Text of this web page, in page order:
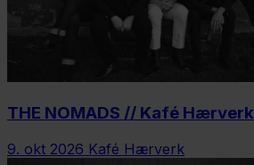
THE NOMADS // Kafé Hærverk
9. okt 2026 Kafé Hærverk